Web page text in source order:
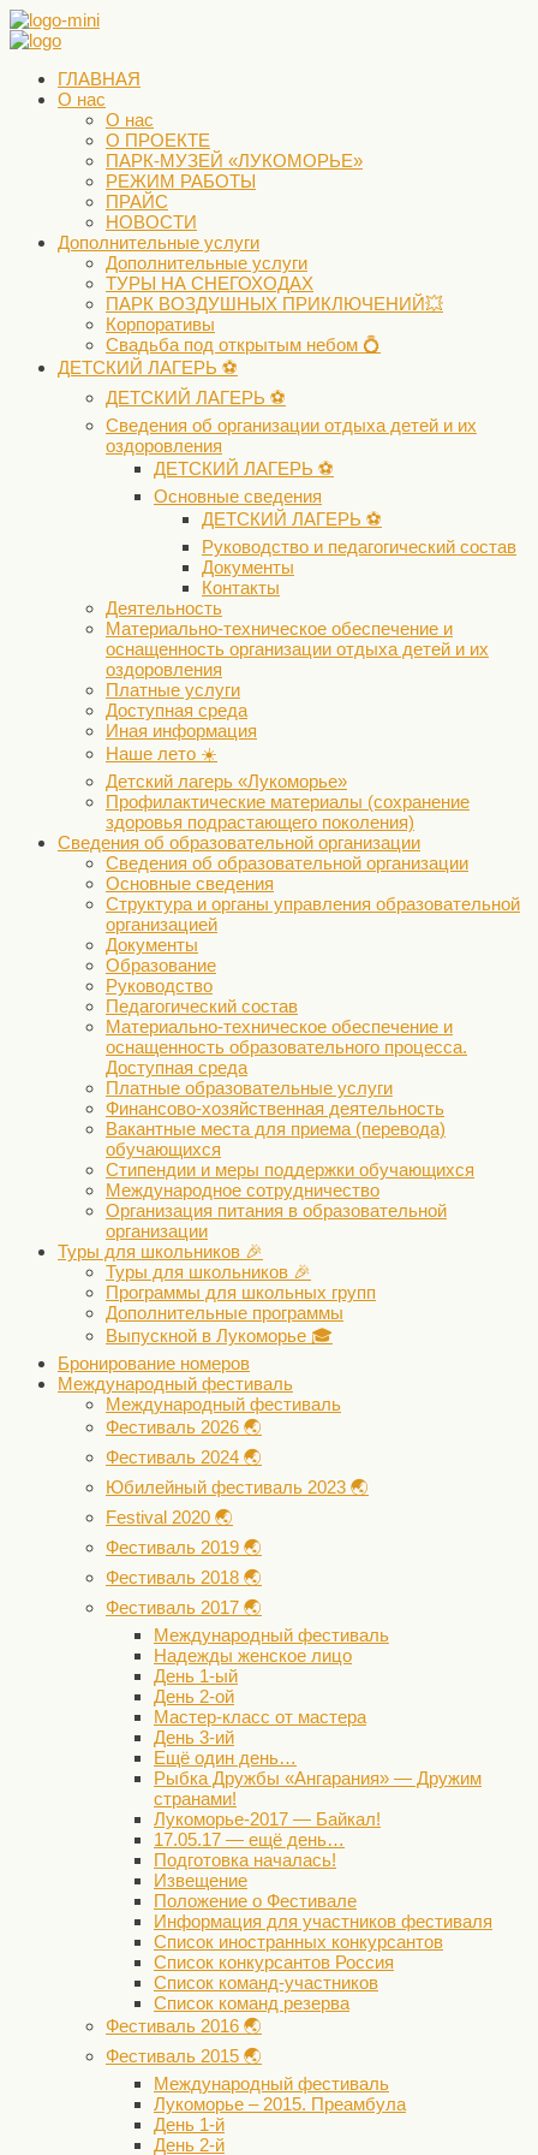
ГЛАВНАЯ
О нас
О нас
О ПРОЕКТЕ
ПАРК-МУЗЕЙ «ЛУКОМОРЬЕ»
РЕЖИМ РАБОТЫ
ПРАЙС
НОВОСТИ
Дополнительные услуги
Дополнительные услуги
ТУРЫ НА СНЕГОХОДАХ
ПАРК ВОЗДУШНЫХ ПРИКЛЮЧЕНИЙ💥
Корпоративы
Свадьба под открытым небом 💍
ДЕТСКИЙ ЛАГЕРЬ ⚽️
ДЕТСКИЙ ЛАГЕРЬ ⚽️
Сведения об организации отдыха детей и их
оздоровления
ДЕТСКИЙ ЛАГЕРЬ ⚽️
Основные сведения
ДЕТСКИЙ ЛАГЕРЬ ⚽️
Руководство и педагогический состав
Документы
Контакты
Деятельность
Материально-техническое обеспечение и
оснащенность организации отдыха детей и их
оздоровления
Платные услуги
Доступная среда
Иная информация
Наше лето ☀️
Детский лагерь «Лукоморье»
Профилактические материалы (сохранение
здоровья подрастающего поколения)
Сведения об образовательной организации
Сведения об образовательной организации
Основные сведения
Структура и органы управления образовательной
организацией
Документы
Образование
Руководство
Педагогический состав
Материально-техническое обеспечение и
оснащенность образовательного процесса.
Доступная среда
Платные образовательные услуги
Финансово-хозяйственная деятельность
Вакантные места для приема (перевода)
обучающихся
Стипендии и меры поддержки обучающихся
Международное сотрудничество
Организация питания в образовательной
организации
Туры для школьников 🎉
Туры для школьников 🎉
Программы для школьных групп
Дополнительные программы
Выпускной в Лукоморье 🎓
Бронирование номеров
Международный фестиваль
Международный фестиваль
Фестиваль 2026 🌏
Фестиваль 2024 🌏
Юбилейный фестиваль 2023 🌏
Festival 2020 🌏
Фестиваль 2019 🌏
Фестиваль 2018 🌏
Фестиваль 2017 🌏
Международный фестиваль
Надежды женское лицо
День 1-ый
День 2-ой
Мастер-класс от мастера
День 3-ий
Ещё один день…
Рыбка Дружбы «Ангарания» — Дружим
странами!
Лукоморье-2017 — Байкал!
17.05.17 — ещё день…
Подготовка началась!
Извещение
Положение о Фестивале
Информация для участников фестиваля
Список иностранных конкурсантов
Список конкурсантов Россия
Список команд-участников
Список команд резерва
Фестиваль 2016 🌏
Фестиваль 2015 🌏
Международный фестиваль
Лукоморье – 2015. Преамбула
День 1-й
День 2-й